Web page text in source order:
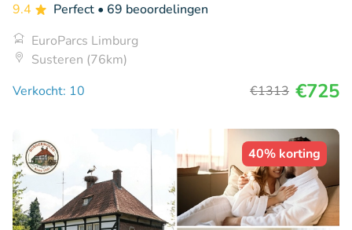
9.4 Perfect • 69 beoordelingen
EuroParcs Limburg
Susteren (76km)
Verkocht: 10
€1313 €725
40% korting